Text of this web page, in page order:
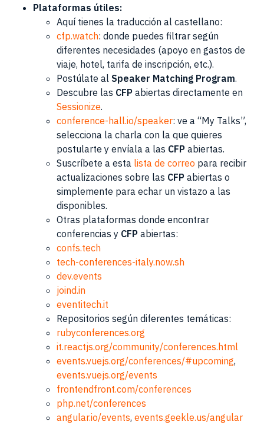
Plataformas útiles:
Aquí tienes la traducción al castellano:
cfp.watch: donde puedes filtrar según
diferentes necesidades (apoyo en gastos de
viaje, hotel, tarifa de inscripción, etc.).
Postúlate al Speaker Matching Program.
Descubre las CFP abiertas directamente en
Sessionize.
conference-hall.io/speaker: ve a “My Talks”,
selecciona la charla con la que quieres
postularte y envíala a las CFP abiertas.
Suscríbete a esta lista de correo para recibir
actualizaciones sobre las CFP abiertas o
simplemente para echar un vistazo a las
disponibles.
Otras plataformas donde encontrar
conferencias y CFP abiertas:
confs.tech
tech-conferences-italy.now.sh
dev.events
joind.in
eventitech.it
Repositorios según diferentes temáticas:
rubyconferences.org
it.reactjs.org/community/conferences.html
events.vuejs.org/conferences/#upcoming,
events.vuejs.org/events
frontendfront.com/conferences
php.net/conferences
angular.io/events, events.geekle.us/angular